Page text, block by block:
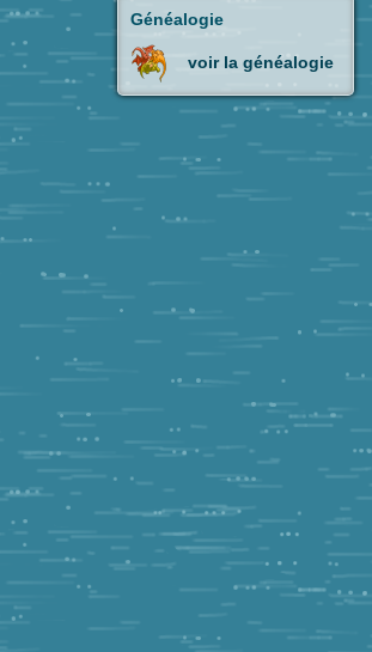
Généalogie
voir la généalogie